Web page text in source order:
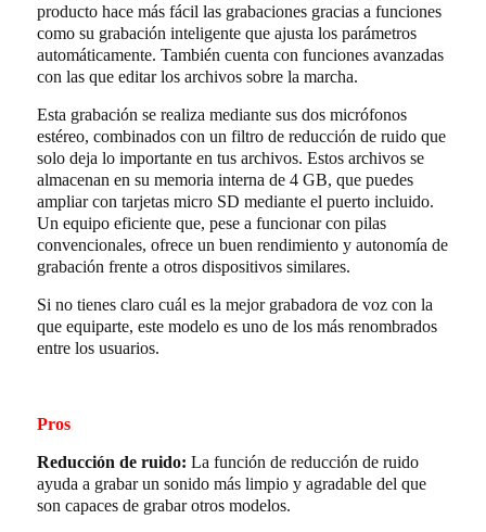
producto hace más fácil las grabaciones gracias a funciones
como su grabación inteligente que ajusta los parámetros
automáticamente. También cuenta con funciones avanzadas
con las que editar los archivos sobre la marcha.
Esta grabación se realiza mediante sus dos micrófonos
estéreo, combinados con un filtro de reducción de ruido que
solo deja lo importante en tus archivos. Estos archivos se
almacenan en su memoria interna de 4 GB, que puedes
ampliar con tarjetas micro SD mediante el puerto incluido.
Un equipo eficiente que, pese a funcionar con pilas
convencionales, ofrece un buen rendimiento y autonomía de
grabación frente a otros dispositivos similares.
Si no tienes claro cuál es la mejor grabadora de voz con la
que equiparte, este modelo es uno de los más renombrados
entre los usuarios.
Pros
Reducción de ruido: La función de reducción de ruido
ayuda a grabar un sonido más limpio y agradable del que
son capaces de grabar otros modelos.